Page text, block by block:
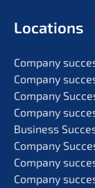
Locati­ons
Compa­ny
Compa­ny
Compa­ny
Compa­ny
Business
Compa­ny
Compa­ny
Compa­ny